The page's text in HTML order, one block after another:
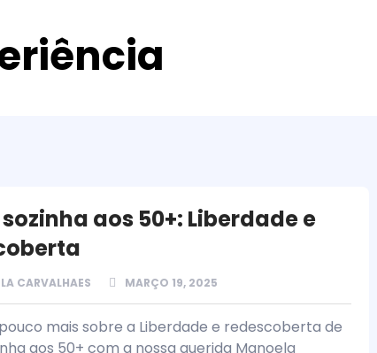
aos 50+: Liberdade e
CARVALHAES MARÇO 19, 2025
mais sobre a Liberdade e redescoberta de
aos 50+ com a nossa querida Manoela